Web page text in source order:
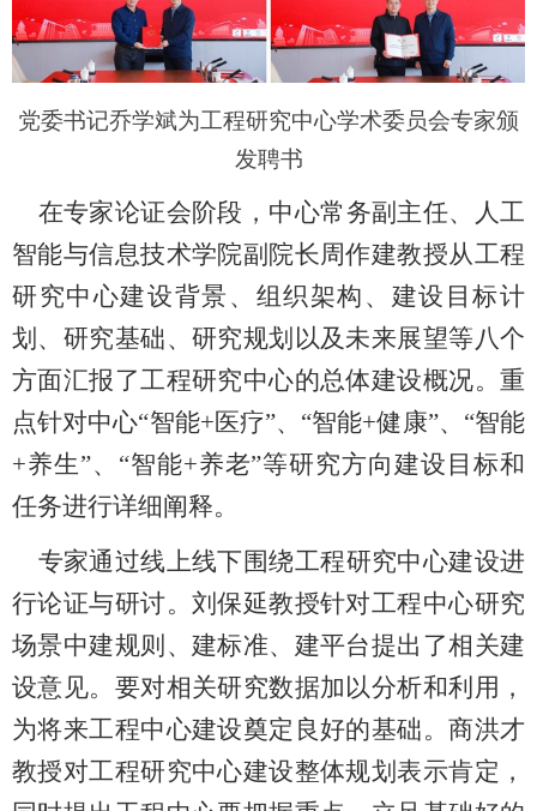
党委书记乔学斌为工程研究中心学术委员会专家颁
发聘书
在专家论证会阶段，中心常务副主任、人工
智能与信息技术学院副院长周作建教授从工程
研究中心建设背景、组织架构、建设目标计
划、研究基础、研究规划以及未来展望等八个
方面汇报了工程研究中心的总体建设概况。重
点针对中心“智能+ 医疗”、“智能+健康”、“智能
+养生”、“智能+养老”等研究方向建设目标和
任务进行详细阐释。
专家通过线上线下围绕工程研究中心建设进
行论证与研讨。刘保延教授针对工程中心研究
场景中建规则、建标准、建平台提出了相关建
设意见。要对相关研究数据加以分析和利用，
为将来工程中心建设奠定良好的基础。商洪才
教授对工程研究中心建设整体规划表示肯定，